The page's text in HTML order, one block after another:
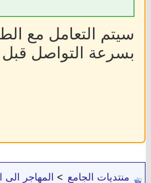
سيتم التعامل مع
بسرعة التواصل قبل
منتديات الجامع > المهاجر الى